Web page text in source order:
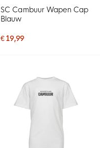
SC Cambuur Wapen Cap
Blauw
€ 19,99